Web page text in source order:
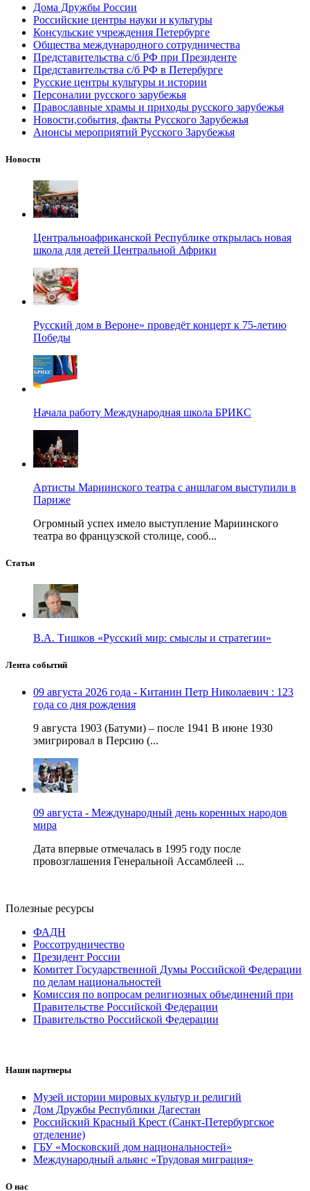
Дома Дружбы России
Российские центры науки и культуры
Консульские учреждения Петербурге
Общества международного сотрудничества
Представительства с/б РФ при Президенте
Представительства с/б РФ в Петербурге
Русские центры культуры и истории
Персоналии русского зарубежья
Православные храмы и приходы русского зарубежья
Новости,события, факты Русского Зарубежья
Анонсы мероприятий Русского Зарубежья
Новости
Центральноафриканской Республике открылась новая
школа для детей Центральной Африки
Русский дом в Вероне» проведёт концерт к 75-летию
Победы
Начала работу Международная школа БРИКС
Артисты Мариинского театра с аншлагом выступили в
Париже
Огромный успех имело выступление Мариинского
театра во французской столице, сооб...
Статьи
В.А. Тишков «Русский мир: смыслы и стратегии»
Лента событий
09 августа 2026 года - Китанин Петр Николаевич : 123
года со дня рождения
9 августа 1903 (Батуми) – после 1941 В июне 1930
эмигрировал в Персию (...
09 августа - Международный день коренных народов
мира
Дата впервые отмечалась в 1995 году после
провозглашения Генеральной Ассамблеей ...
Полезные ресурсы
ФАДН
Россотрудничество
Президент России
Комитет Государственной Думы Российской Федерации
по делам национальностей
Комиссия по вопросам религиозных объединений при
Правительстве Российской Федерации
Правительство Российской Федерации
Наши партнеры
Музей истории мировых культур и религий
Дом Дружбы Республики Дагестан
Российский Красный Крест (Санкт-Петербургское
отделение)
ГБУ «Московский дом национальностей»
Международный альянс «Трудовая миграция»
О нас